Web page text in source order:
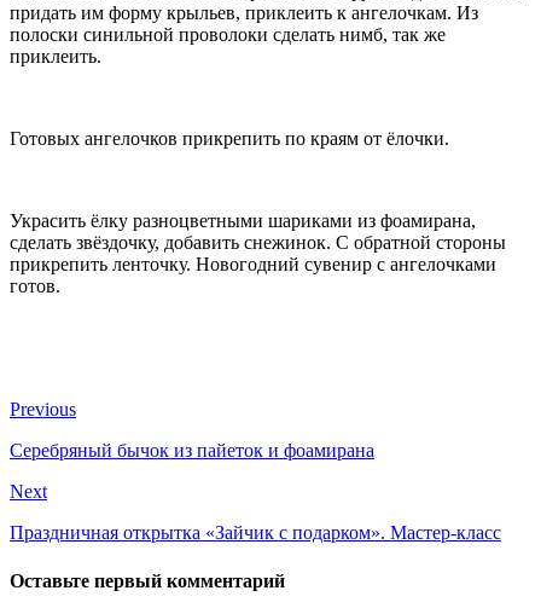
придать им форму крыльев, приклеить к ангелочкам. Из
полоски синильной проволоки сделать нимб, так же
приклеить.
Готовых ангелочков прикрепить по краям от ёлочки.
Украсить ёлку разноцветными шариками из фоамирана,
сделать звёздочку, добавить снежинок. С обратной стороны
прикрепить ленточку. Новогодний сувенир с ангелочками
готов.
Previous
Серебряный бычок из пайеток и фоамирана
Next
Праздничная открытка «Зайчик с подарком». Мастер-класс
Оставьте первый комментарий